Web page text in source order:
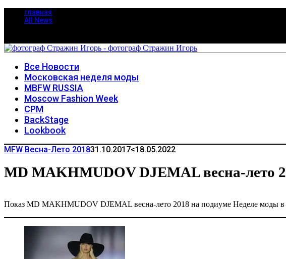
главная
All News
Все Новости
Московская неделя моды
MBFW RUSSIA
Moscow Fashion Week
CPM
BackStage
Lookbook
MFW Весна-Лето 201831.10.2017<18.05.2022
MD MAKHMUDOV DJEMAL весна-лето
Показ MD MAKHMUDOV DJEMAL весна-лето 2018 на подиуме Неделе моды